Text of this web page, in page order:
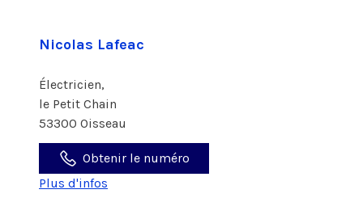
Nicolas Lafeac
Électricien,
le Petit Chain
53300 Oisseau
Obtenir le numéro
Plus d'infos